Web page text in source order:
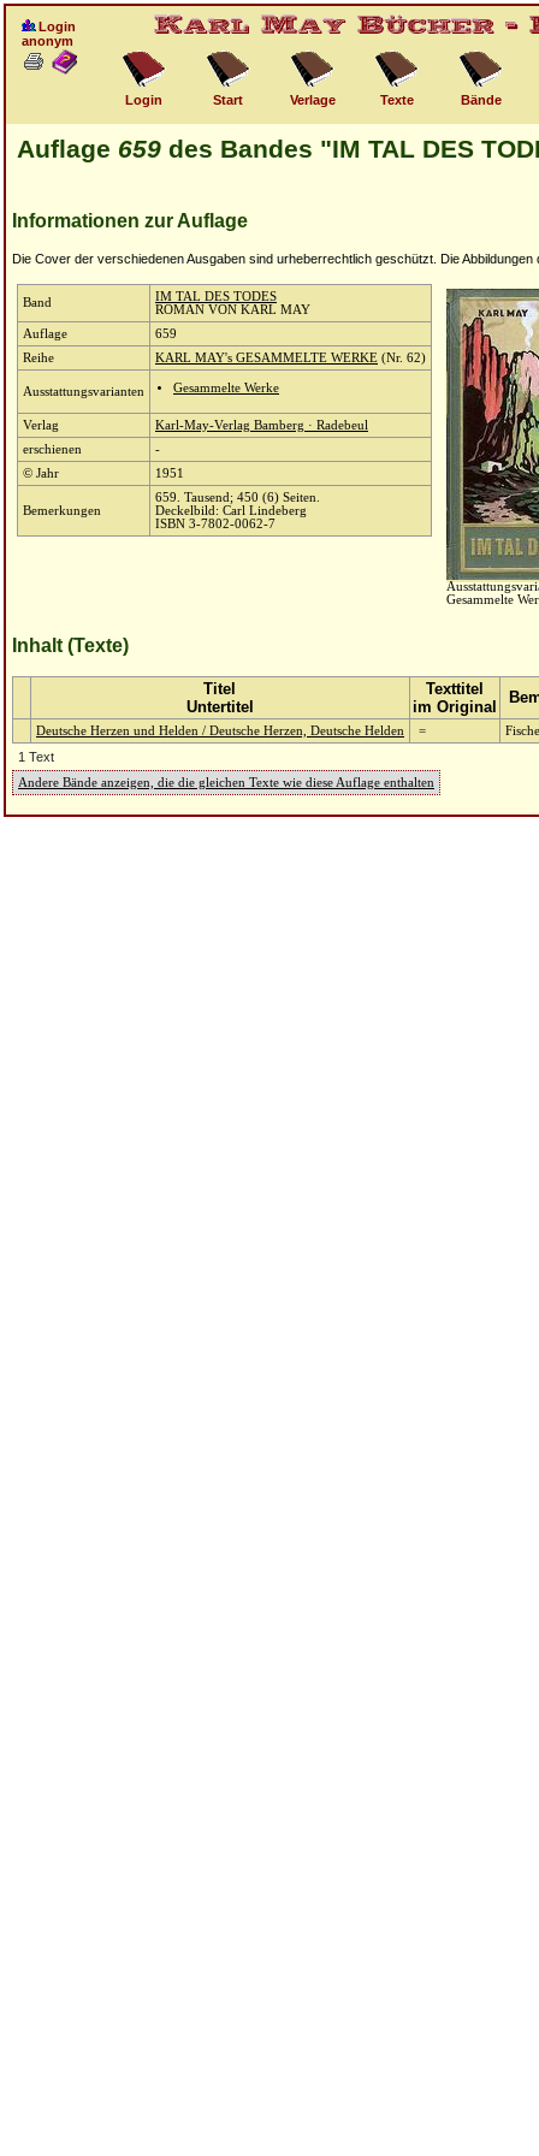
Login
anonym
Login Start Verlage Texte Bände
Auflage 659 des Bandes "IM TAL DES
Informationen zur Auflage
Die Cover der verschiedenen Ausgaben sind urheberrechtlich geschützt. Die Abbildungen
Band
IM TAL DES TODES
ROMAN VON KARL MAY
Auflage
659
Reihe
KARL MAY's GESAMMELTE WERKE (Nr. 62)
Ausstattungsvarianten Gesammelte Werke
Verlag
Karl-May-Verlag Bamberg · Radebeul
erschienen
-
© Jahr
1951
Bemerkungen
659. Tausend; 450 (6) Seiten.
Deckelbild: Carl Lindeberg
ISBN 3-7802-0062-7
Gesammelte
Inhalt (Texte)
Titel
Untertitel
Texttitel
im Original
Deutsche Herzen und Helden / Deutsche Herzen, Deutsche Helden =
1 Text
Andere Bände anzeigen, die die gleichen Texte wie diese Auflage enthalten